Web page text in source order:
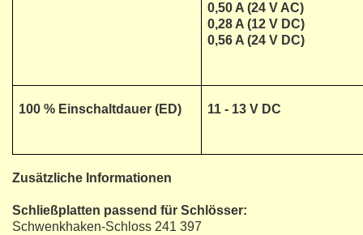
0,50 A (24 V AC)
0,28 A (12 V DC)
0,56 A (24 V DC)
100 % Einschaltdauer (ED) 11 - 13 V DC
Zusätzliche Informationen
Schließplatten passend für Schlösser:
Schwenkhaken-Schloss 241 397